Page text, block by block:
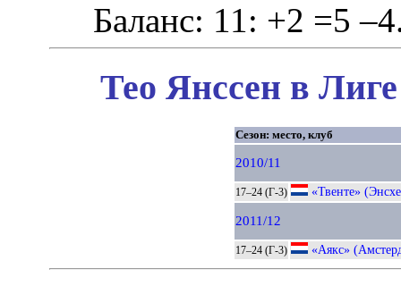
Баланс: 11: +2 =5
Тео Янссен в
Сезон: место, клуб
2010/11
17–24 (Г-3) «Твенте»
2011/12
17–24 (Г-3) «Аякс»